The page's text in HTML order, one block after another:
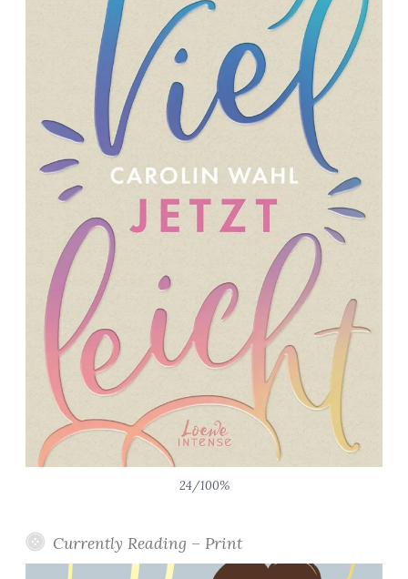
24/100%
Currently Reading – Print